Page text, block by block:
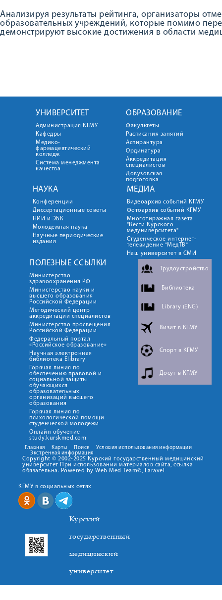
Анализируя результаты рейтинга, организаторы
образовательных учреждений, которые помимо
демонстрируют высокие достижения в области
УНИВЕРСИТЕТ
Администрация КГМУ
Кафедры
Медико-
фармацевтический
колледж
Система менеджмента
качества
ОБРАЗОВАНИЕ
Факультеты
Расписания занятий
Аспирантура
Ординатура
Аккредитация
специалистов
Довузовская
подготовка
НАУКА
Конференции
Диссертационные советы
НИИ и ЭБК
Молодежная наука
Научные периодические
издания
МЕДИА
Видеоархив событий КГМУ
Фотоархив событий КГМУ
Многотиражная газета
"Вести Курского
медуниверситета"
Студенческое интернет-
телевидение "МедТВ"
Наш университет в СМИ
ПОЛЕЗНЫЕ ССЫЛКИ
Министерство
здравоохранения РФ
Министерство науки и
высшего образования
Российской Федерации
Методический центр
аккредитации специалистов
Министерство просвещения
Российской Федерации
Федеральный портал
«Российское образование»
Научная электронная
библиотека Elibrary
Горячая линия по
обеспечению правовой и
социальной защиты
обучающихся
образовательных
организаций высшего
образования
Горячая линия по
психологической помощи
студенческой молодежи
Онлайн обучение
study.kurskmed.com
Трудоустройство
Библиотека
Library (ENG)
Визит в КГМУ
Спорт в КГМУ
Досуг в КГМУ
Главная Карты Поиск
Условия использования информации
Экстренная информация
Copyright © 2002-2025 Курский государственный медицинский
университет При использовании материалов сайта, ссылка
обязательна. Powered by Web Med Team©, Laravel
КГМУ в социальных сетях
Курский
государственный
медицинский
университет